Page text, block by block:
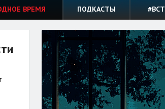
ВРЕМЯ ПОДКАСТЫ